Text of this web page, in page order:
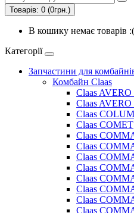
Товарів: 0 (0грн.)
В кошику немає товарів :(
Категорії
Запчастини для
Комбайн Claas
Claas AVERO
Claas AVERO
Claas
Claas COMET
Claas
Claas
Claas
Claas
Claas
Claas
Claas
Claas